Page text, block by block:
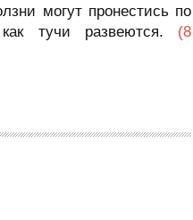
могут пронестись по
тучи развеются. (8